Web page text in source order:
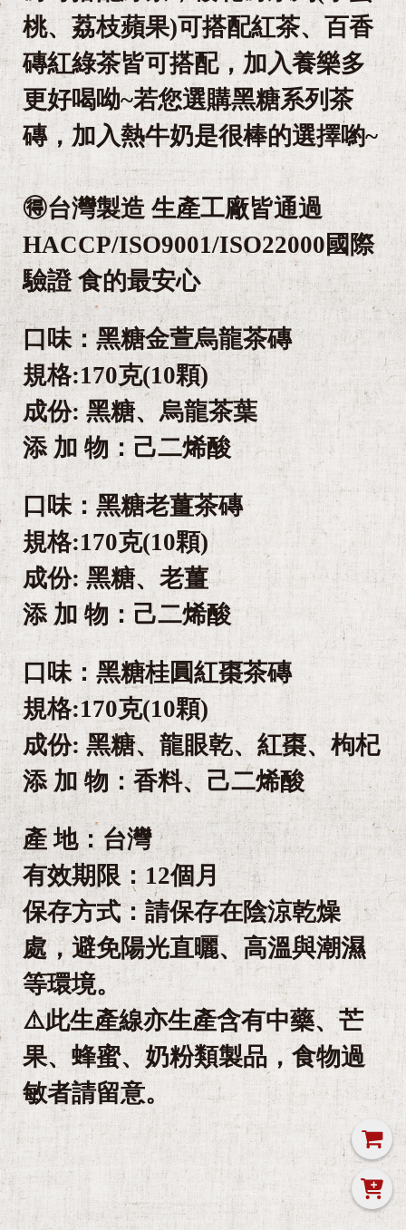
桃、荔枝蘋果)可搭配紅茶、百香
磚紅綠茶皆可搭配，加入養樂多
更好喝呦~若您選購黑糖系列茶
磚，加入熱牛奶是很棒的選擇喲~
🉐台灣製造 生產工廠皆通過
HACCP/ISO9001/ISO22000國際
驗證 食的最安心
口味：黑糖金萱烏龍茶磚
規格:170克(10顆)
成份: 黑糖、烏龍茶葉
添 加 物：己二烯酸
口味：黑糖老薑茶磚
規格:170克(10顆)
成份: 黑糖、老薑
添 加 物：己二烯酸
口味：黑糖桂圓紅棗茶磚
規格:170克(10顆)
成份: 黑糖、龍眼乾、紅棗、枸杞
添 加 物：香料、己二烯酸
產 地：台灣
有效期限：12個月
保存方式：請保存在陰涼乾燥
處，避免陽光直曬、高溫與潮濕
等環境。
⚠️此生產線亦生產含有中藥、芒
果、蜂蜜、奶粉類製品，食物過
敏者請留意。